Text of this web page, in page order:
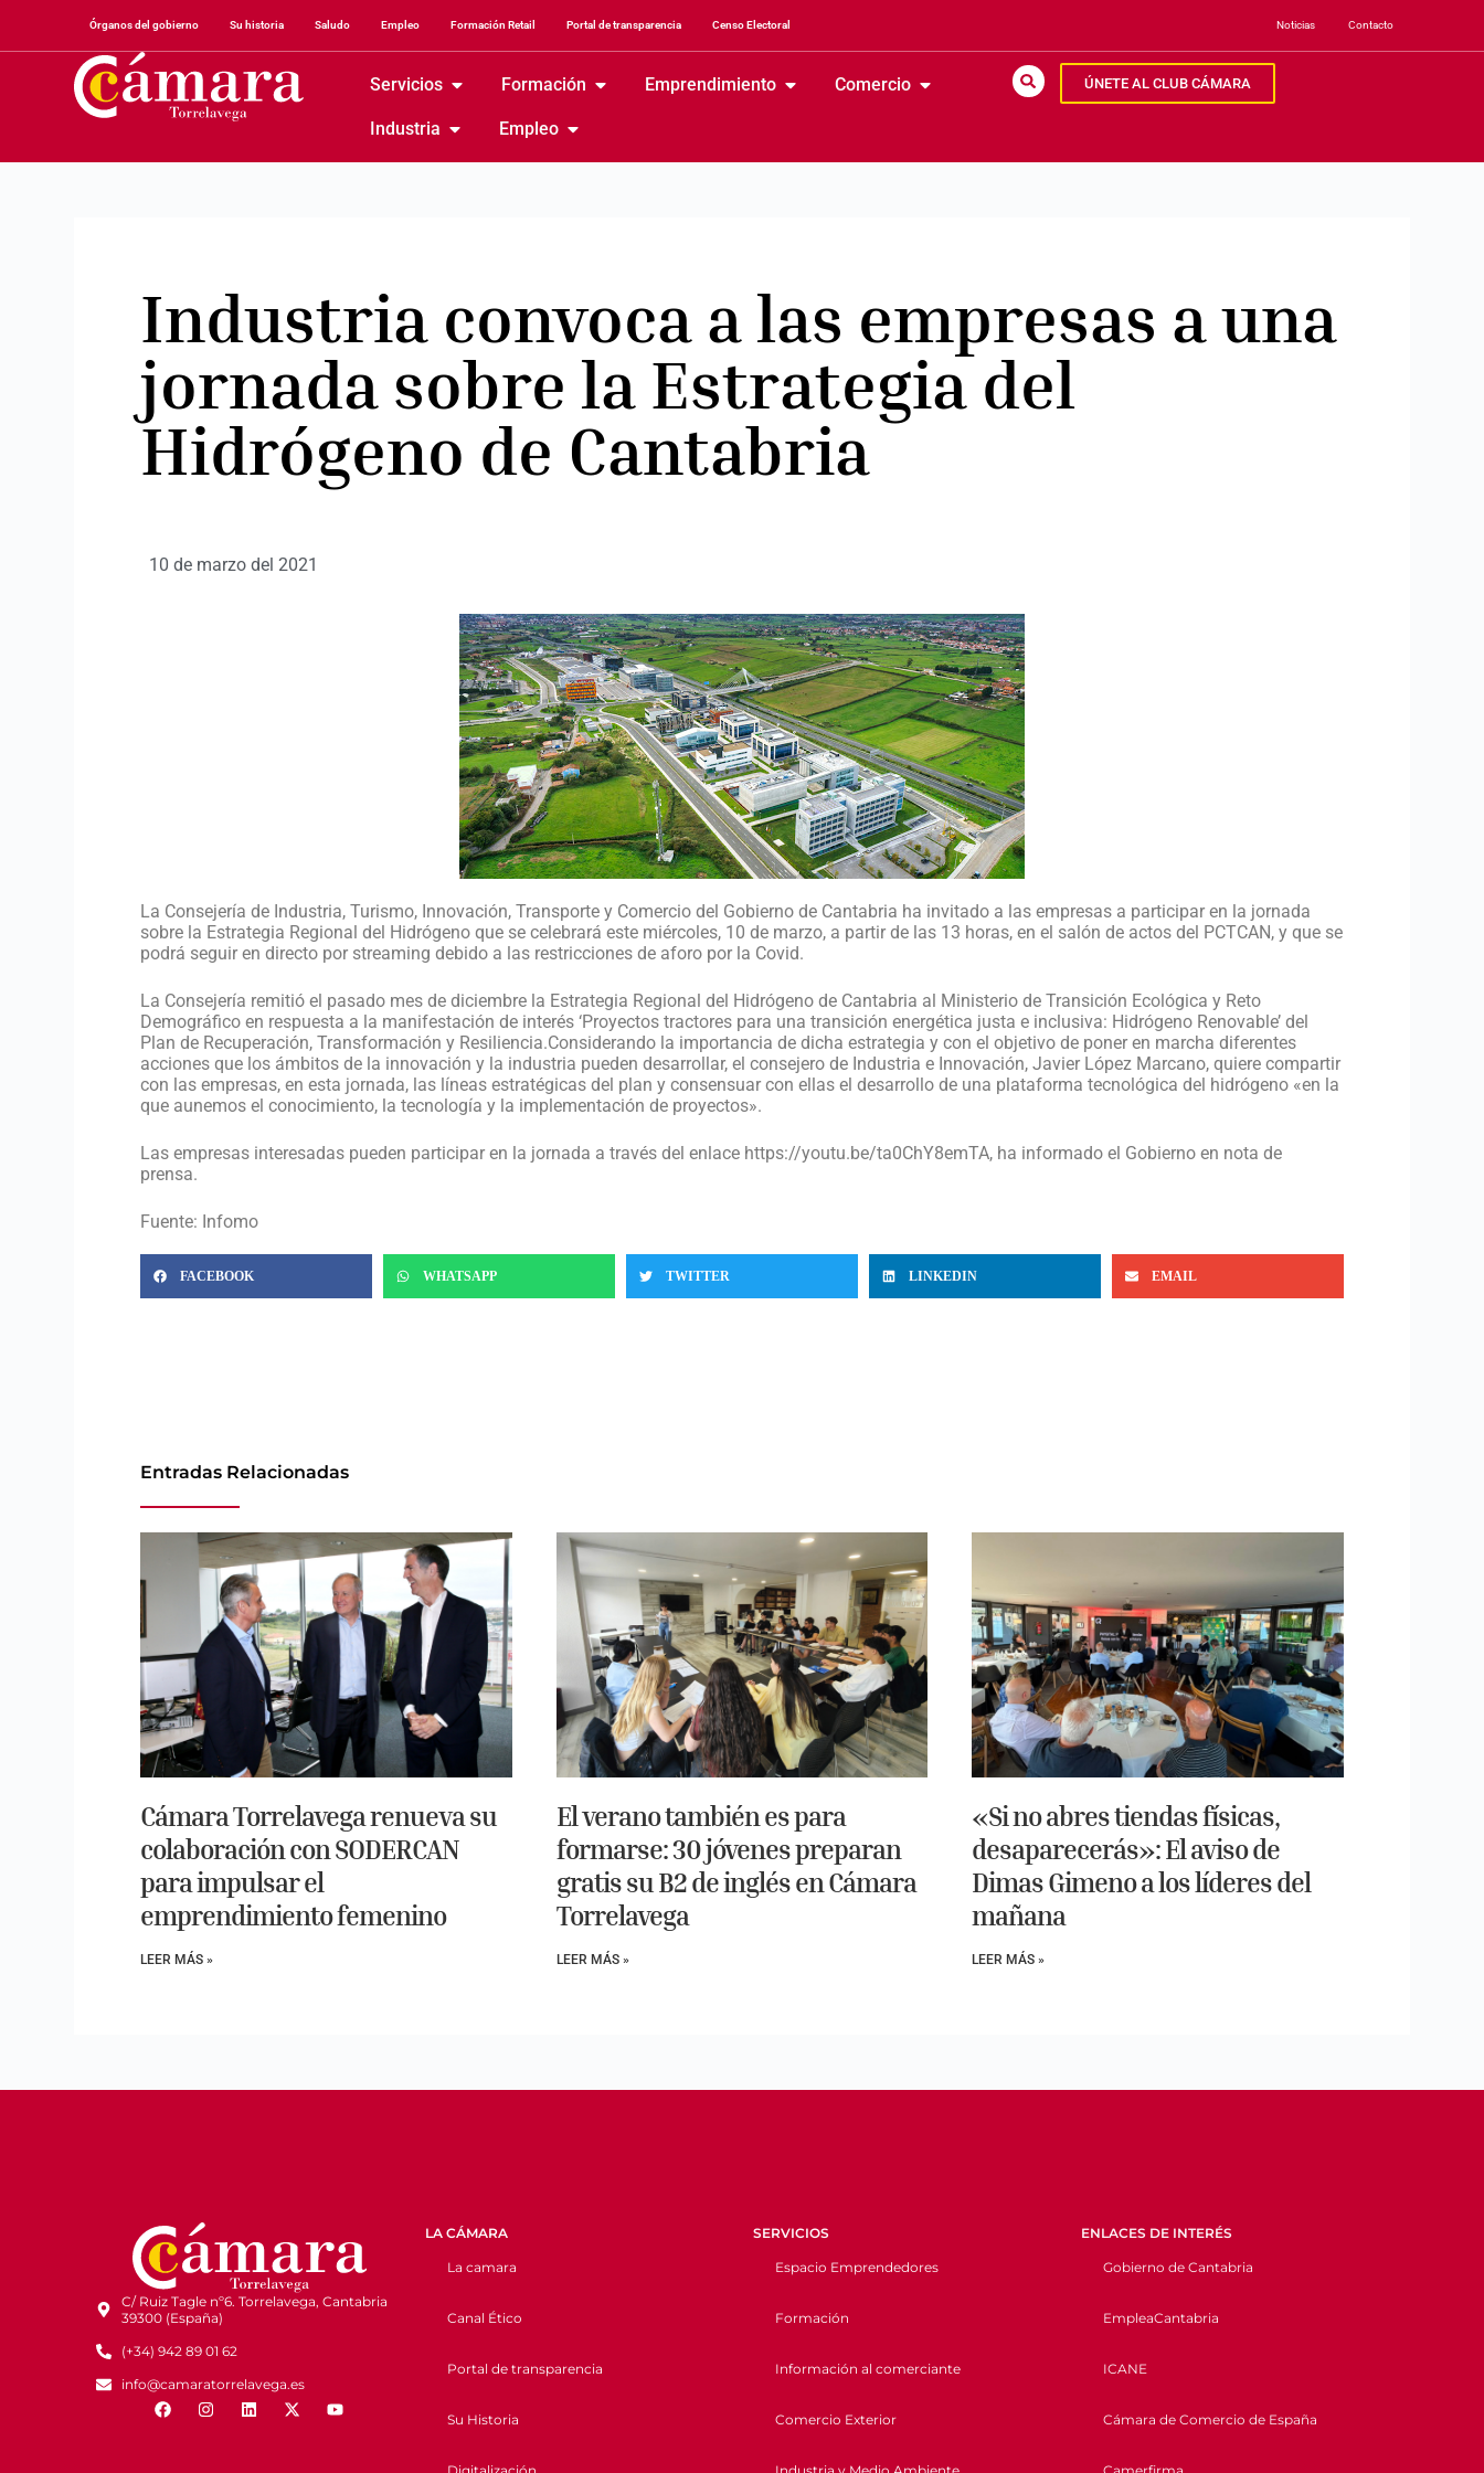
Órganos del gobierno Su historia Saludo Empleo Formación Retail Portal de transparencia Censo Electoral Noticias Contacto
Servicios Formación Emprendimiento Comercio
Industria Empleo
ÚNETE AL CLUB CÁMARA
Industria convoca a las empresas a una
jornada sobre la Estrategia del
Hidrógeno de Cantabria
10 de marzo del 2021
La Consejería de Industria, Turismo, Innovación, Transporte y Comercio del Gobierno de Cantabria ha invitado a las empresas a participar en la jornada
sobre la Estrategia Regional del Hidrógeno que se celebrará este miércoles, 10 de marzo, a partir de las 13 horas, en el salón de actos del PCTCAN, y que se
podrá seguir en directo por streaming debido a las restricciones de aforo por la Covid.
La Consejería remitió el pasado mes de diciembre la Estrategia Regional del Hidrógeno de Cantabria al Ministerio de Transición Ecológica y Reto
Demográfico en respuesta a la manifestación de interés ‘Proyectos tractores para una transición energética justa e inclusiva: Hidrógeno Renovable’ del
Plan de Recuperación, Transformación y Resiliencia.Considerando la importancia de dicha estrategia y con el objetivo de poner en marcha diferentes
acciones que los ámbitos de la innovación y la industria pueden desarrollar, el consejero de Industria e Innovación, Javier López Marcano, quiere compartir
con las empresas, en esta jornada, las líneas estratégicas del plan y consensuar con ellas el desarrollo de una plataforma tecnológica del hidrógeno «en la
que aunemos el conocimiento, la tecnología y la implementación de proyectos».
Las empresas interesadas pueden participar en la jornada a través del enlace https://youtu.be/ta0ChY8emTA, ha informado el Gobierno en nota de
prensa.
Fuente: Infomo
FACEBOOK WHATSAPP TWITTER LINKEDIN EMAIL
Entradas Relacionadas
Cámara Torrelavega renueva su
colaboración con SODERCAN
para impulsar el
emprendimiento femenino
LEER MÁS »
El verano también es para
formarse: 30 jóvenes preparan
gratis su B2 de inglés en Cámara
Torrelavega
LEER MÁS »
«Si no abres tiendas físicas,
desaparecerás»: El aviso de
Dimas Gimeno a los líderes del
mañana
LEER MÁS »
C/ Ruiz Tagle nº6. Torrelavega, Cantabria
39300 (España)
(+34) 942 89 01 62
info@camaratorrelavega.es
LA CÁMARA
La camara
Canal Ético
Portal de transparencia
Su Historia
SERVICIOS
Espacio Emprendedores
Formación
Información al comerciante
Comercio Exterior
ENLACES DE INTERÉS
Gobierno de Cantabria
EmpleaCantabria
ICANE
Cámara de Comercio de España